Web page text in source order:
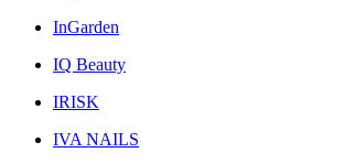
InGarden
IQ Beauty
IRISK
IVA NAILS